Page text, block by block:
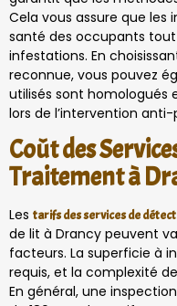
Cela vous assure que les
santé des occupants
infestations. En
reconnue, vous pouvez
utilisés sont homologués
lors de l’intervention
Coût des
Traitement à
Les tarifs des services de
de lit à Drancy peuvent
facteurs. La superficie à
requis, et la complexité
En général, une